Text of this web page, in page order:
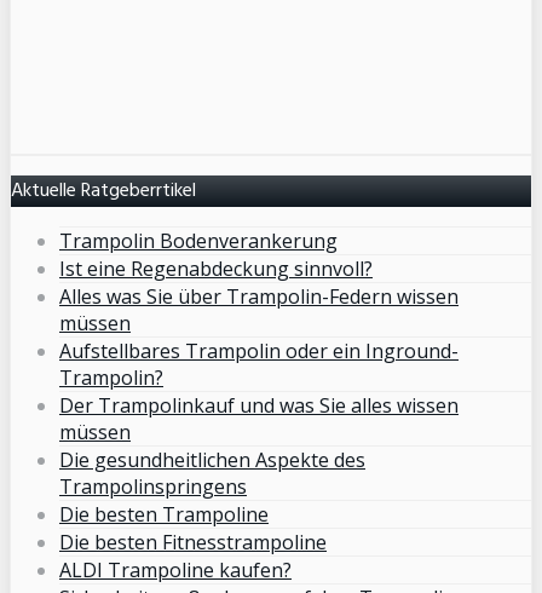
Aktuelle Ratgeberrtikel
Trampolin Bodenverankerung
Ist eine Regenabdeckung sinnvoll?
Alles was Sie über Trampolin-Federn wissen
müssen
Aufstellbares Trampolin oder ein Inground-
Trampolin?
Der Trampolinkauf und was Sie alles wissen
müssen
Die gesundheitlichen Aspekte des
Trampolinspringens
Die besten Trampoline
Die besten Fitnesstrampoline
ALDI Trampoline kaufen?